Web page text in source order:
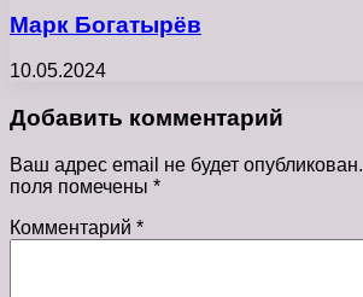
Марк Богатырёв
10.05.2024
Добавить комментарий
Ваш адрес email не будет опубликован.
поля помечены *
Комментарий *